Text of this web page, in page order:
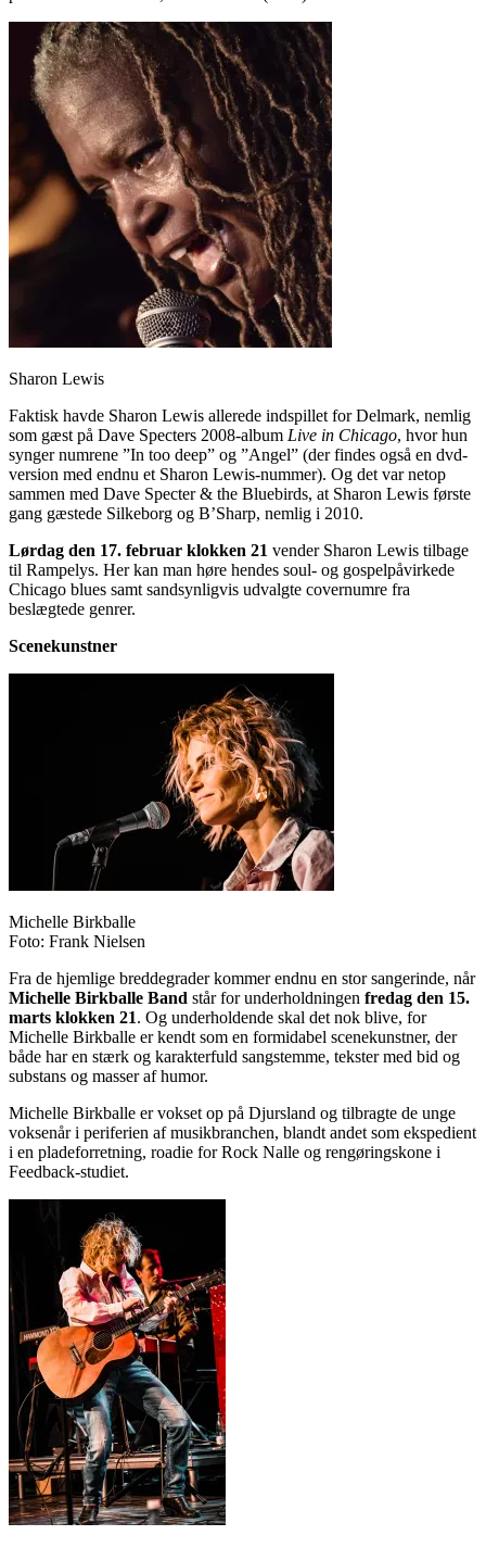
Sharon Lewis
Faktisk havde Sharon Lewis allerede indspillet for Delmark, nemlig
som gæst på Dave Specters 2008-album Live in Chicago, hvor hun
synger numrene ”In too deep” og ”Angel” (der findes også en dvd-
version med endnu et Sharon Lewis-nummer). Og det var netop
sammen med Dave Specter & the Bluebirds, at Sharon Lewis første
gang gæstede Silkeborg og B’Sharp, nemlig i 2010.
Lørdag den 17. februar klokken 21 vender Sharon Lewis tilbage
til Rampelys. Her kan man høre hendes soul- og gospelpåvirkede
Chicago blues samt sandsynligvis udvalgte covernumre fra
beslægtede genrer.
Scenekunstner
Michelle Birkballe
Foto: Frank Nielsen
Fra de hjemlige breddegrader kommer endnu en stor sangerinde, når
Michelle Birkballe Band står for underholdningen fredag den 15.
marts klokken 21. Og underholdende skal det nok blive, for
Michelle Birkballe er kendt som en formidabel scenekunstner, der
både har en stærk og karakterfuld sangstemme, tekster med bid og
substans og masser af humor.
Michelle Birkballe er vokset op på Djursland og tilbragte de unge
voksenår i periferien af musikbranchen, blandt andet som ekspedient
i en pladeforretning, roadie for Rock Nalle og rengøringskone i
Feedback-studiet.